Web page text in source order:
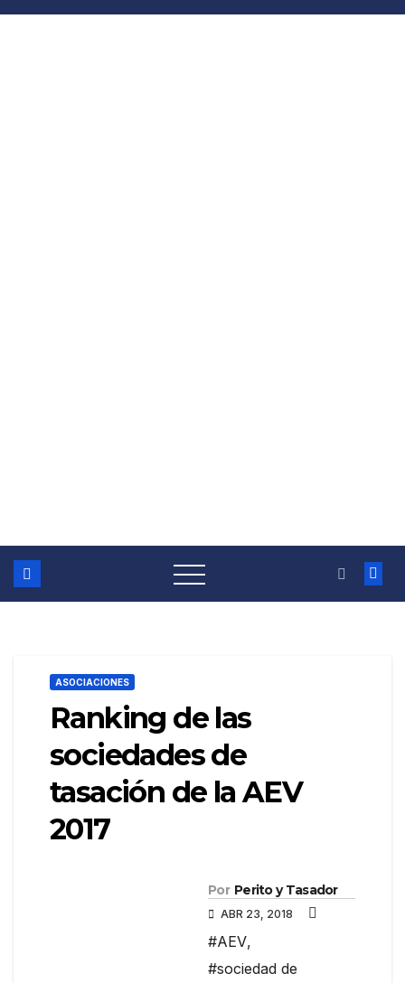
Saltar
ASOCIACIONES
Ranking de las
sociedades de
tasación de la AEV
2017
Por Perito y Tasador
ABR 23, 2018
#AEV,
#sociedad de